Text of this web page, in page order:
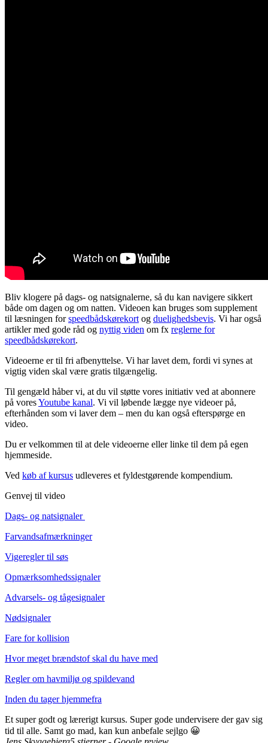
Bliv klogere på dags- og natsignalerne, så du kan navigere sikkert
både om dagen og om natten. Videoen kan bruges som supplement
til læsningen forspeedbådskørekort og duelighedsbevis. Vi har også
artikler med gode råd og nyttig viden om fx reglerne for
speedbådskørekort.
Videoerne er til fri afbenyttelse. Vi har lavet dem, fordi vi synes at
vigtig viden skal være gratis tilgængelig.
Til gengæld håber vi, at du vil støtte vores initiativ ved at abonnere
på voresYoutube kanal. Vi vil løbende lægge nye videoer på,
efterhånden som vi laver dem – men du kan også efterspørge en
video.
Du er velkommen til at dele videoerne eller linke til dem på egen
hjemmeside.
Ved køb af kursus udleveres et fyldestgørende kompendium.
Genvej til video
Dags- og natsignaler
Farvandsafmærkninger
Vigeregler til søs
Opmærksomhedssignaler
Advarsels- og tågesignaler
Nødsignaler
Fare for kollision
Hvor meget brændstof skal du have med
Regler om havmiljø og spildevand
Inden du tager hjemmefra
Et super godt og lærerigt kursus. Super gode undervisere der gav sig
tid til alle. Samt go mad, kan kun anbefale sejlgo 😀